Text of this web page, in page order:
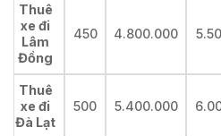
Thuê
xe đi
Lâm
Đồng
450 4.800.000
Thuê
xe đi
Đà Lạt
500 5.400.000